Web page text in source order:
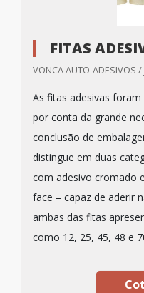
FITAS
VONCA AUTO-ADESIVOS /
As fitas adesivas foram
por conta da grande
conclusão de
distingue em duas
com adesivo cromado
face – capaz de aderir
ambas das fitas
como 12, 25, 45, 48 e